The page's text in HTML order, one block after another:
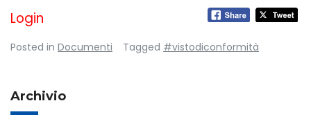
Login
Posted in Documenti Tagged #vistodiconformità
Archivio